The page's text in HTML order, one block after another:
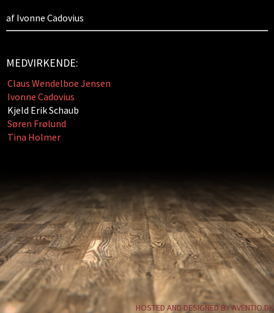
af Ivonne Cadovius
MEDVIRKENDE:
Claus Wendelboe Jensen
Ivonne Cadovius
Kjeld Erik Schaub
Søren Frølund
Tina Holmer
HOSTED AND DESIGNED BY AVENTIO.DK